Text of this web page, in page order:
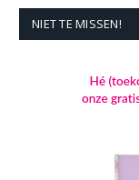
NIET TE MISSEN!